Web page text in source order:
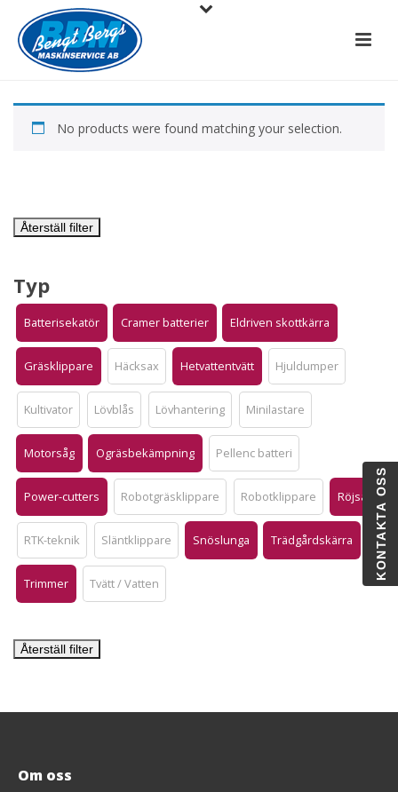
No products were found matching your selection.
Återställ filter
Typ
Batterisekatör Cramer batterier Eldriven skottkärra
Gräsklippare Häcksax Hetvattentvätt Hjuldumper
Kultivator Lövblås Lövhantering Minilastare
Motorsåg Ogräsbekämpning Pellenc batteri
Power-cutters Robotgräsklippare Robotklippare Röjsåg
RTK-teknik Släntklippare Snöslunga Trädgårdskärra
Trimmer Tvätt / Vatten
Återställ filter
Om oss
KONTAKTA OSS